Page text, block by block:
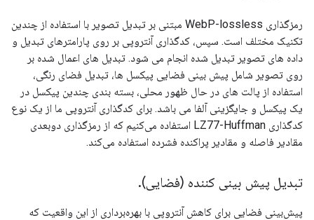
رمزگذاری WebP-lossless مبتنی بر تبدیل تصویر با استفاده از چندین
تکنیک مختلف است. سپس، کدگذاری آنتروپی بر روی پارامترهای تبدیل و
داده های تصویر تبدیل شده انجام می شود. تبدیل های اعمال شده بر
روی تصویر شامل پیش بینی فضایی پیکسل ها، تبدیل فضای رنگی،
استفاده از پالت های در حال ظهور محلی، بسته بندی چندین پیکسل در
یک پیکسل و جایگزینی آلفا می باشد. برای کدگذاری آنتروپی ما از یک نوع
کدگذاری LZ77-Huffman استفاده می‌کنیم که از رمزگذاری دوبعدی
مقادیر فاصله و مقادیر پراکنده فشرده استفاده می‌کند.
تبدیل پیش بینی کننده (فضایی).
پیش‌بینی فضایی برای کاهش آنتروپی با بهره‌برداری از این واقعیت که